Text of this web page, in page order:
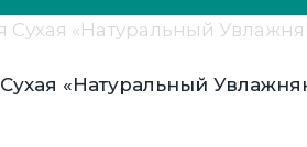
«Натуральный